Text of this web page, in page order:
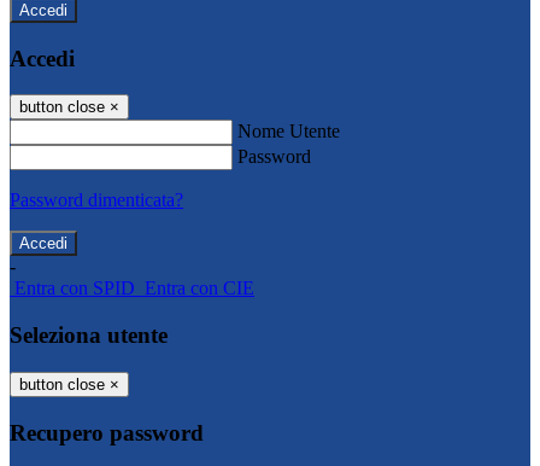
Accedi
Accedi
button close ×
Nome Utente
Password
Password dimenticata?
-
Entra con SPID Entra con CIE
Seleziona utente
button close ×
Recupero password